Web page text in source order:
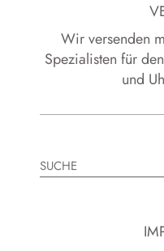
Wir versenden
Spezialisten für
und